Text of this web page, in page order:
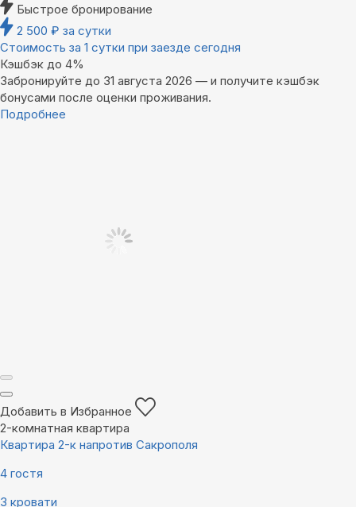
Быстрое бронирование
2 500 ₽ за сутки
Стоимость за 1 сутки при заезде сегодня
Кэшбэк до 4%
Забронируйте до 31 августа 2026 — и получите кэшбэк
бонусами после оценки проживания.
Подробнее
Добавить в Избранное
2-комнатная квартира
Квартира 2-к напротив Сакрополя
4 гостя
3 кровати